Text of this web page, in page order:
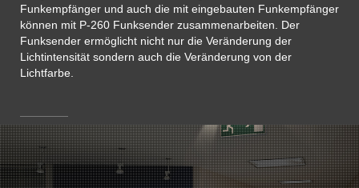
Funkempfänger und auch die mit eingebauten Funkempfänger
können mit P-260 Funksender zusammenarbeiten. Der
Funksender ermöglicht nicht nur die Veränderung der
Lichtintensität sondern auch die Veränderung von der
Lichtfarbe.